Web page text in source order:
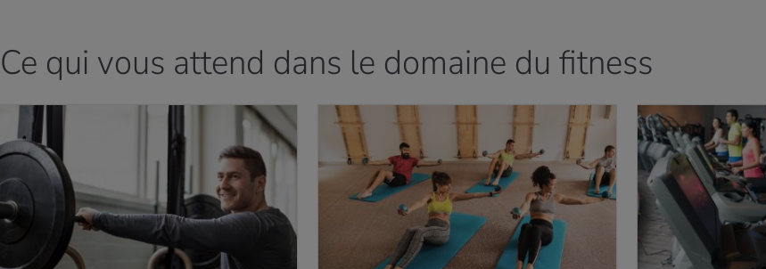
Ce qui vous attend dans le domaine du fitness
PLUS EN SAVOIR PLUS